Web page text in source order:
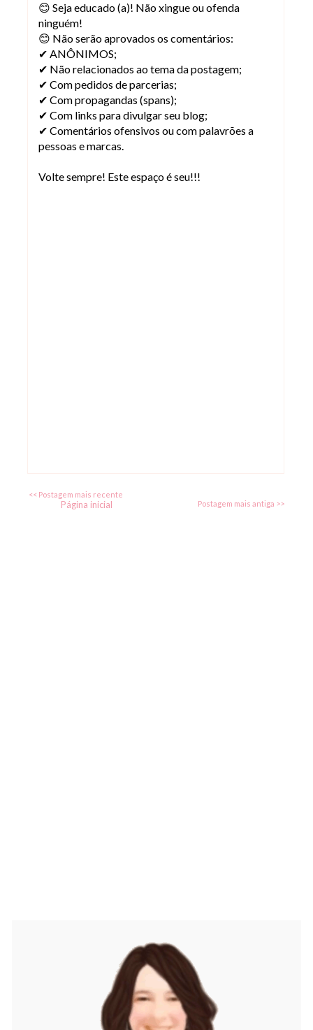
😊 Seja educado (a)! Não xingue ou ofenda
ninguém!
😊 Não serão aprovados os comentários:
✔ ANÔNIMOS;
✔ Não relacionados ao tema da postagem;
✔ Com pedidos de parcerias;
✔ Com propagandas (spans);
✔ Com links para divulgar seu blog;
✔ Comentários ofensivos ou com palavrões a
pessoas e marcas.
Volte sempre! Este espaço é seu!!!
<< Postagem mais recente
Postagem mais antiga >>
Página inicial